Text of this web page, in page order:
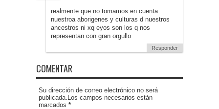
realmente que no tomamos en cuenta
nuestroa aborigenes y culturas d nuestros
ancestros ni xq eyos son los q nos
representan con gran orgullo
Responder
COMENTAR
Su dirección de correo electrónico no será
publicada.Los campos necesarios están
marcados *